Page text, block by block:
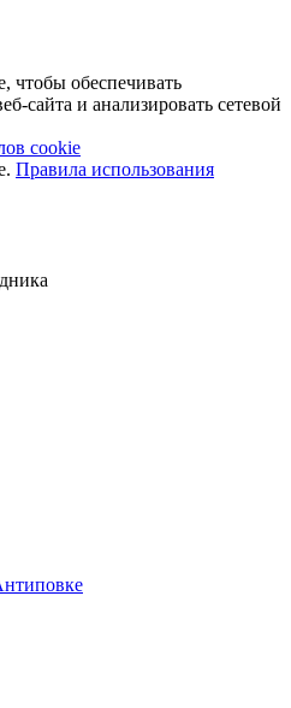
чтобы обеспечивать
сайта и анализировать сетевой
cookie
Правила использования